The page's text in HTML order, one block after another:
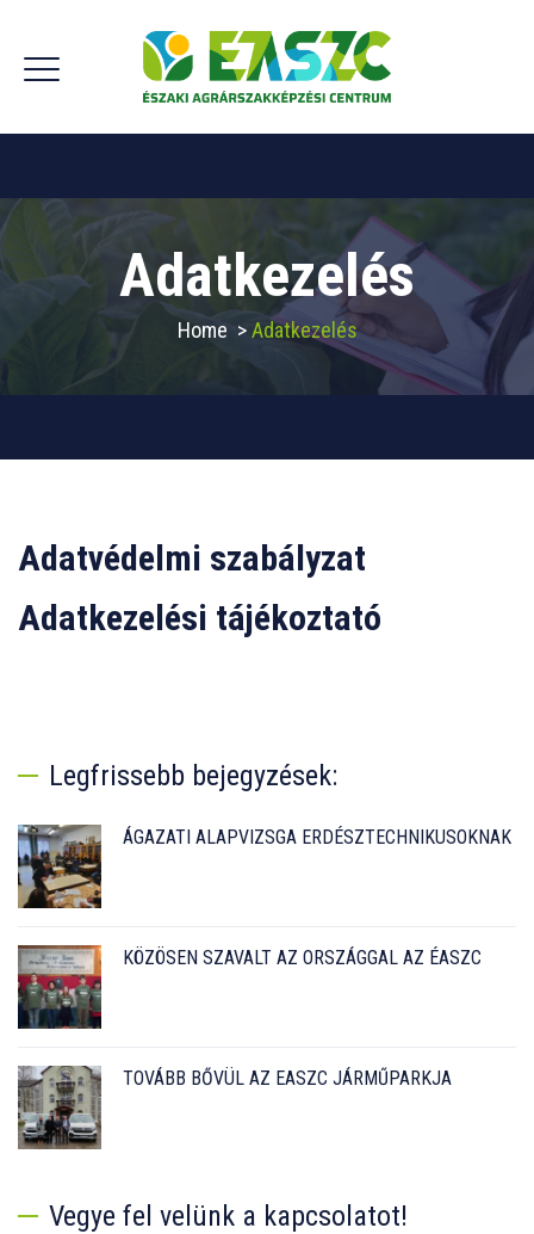
Adatkezelés
Home >Adatkezelés
Adatvédelmi szabályzat
Adatkezelési tájékoztató
Legfrissebb bejegyzések:
ÁGAZATI ALAPVIZSGA ERDÉSZTECHNIKUSOKNAK
KÖZÖSEN SZAVALT AZ ORSZÁGGAL AZ ÉASZC
TOVÁBB BŐVÜL AZ EASZC JÁRMŰPARKJA
Vegye fel velünk a kapcsolatot!